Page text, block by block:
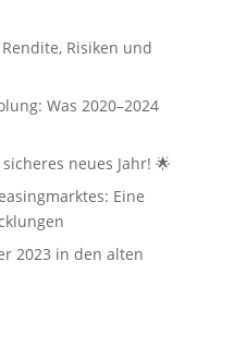
Risiken und
Was 2020–2024
neues Jahr! 🌟
Eine
2023 in den alten